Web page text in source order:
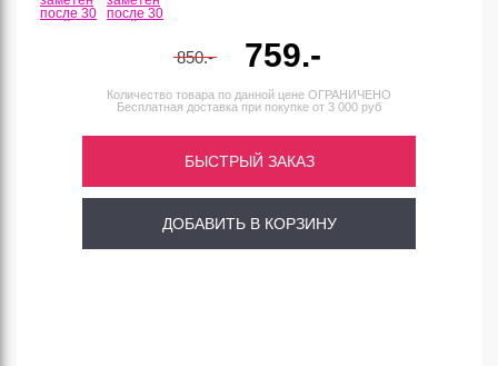
850.- 759.-
Количество товара по данной цене ОГРАНИЧЕНО
Бесплатная доставка при покупке от 3 000 руб
БЫСТРЫЙ ЗАКАЗ
ДОБАВИТЬ В КОРЗИНУ